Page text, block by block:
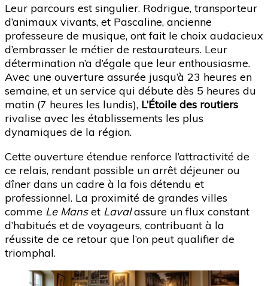
Leur parcours est singulier. Rodrigue, transporteur
d’animaux vivants, et Pascaline, ancienne
professeure de musique, ont fait le choix audacieux
d’embrasser le métier de restaurateurs. Leur
détermination n’a d’égale que leur enthousiasme.
Avec une ouverture assurée jusqu’à 23 heures en
semaine, et un service qui débute dès 5 heures du
matin (7 heures les lundis), L’Étoile des routiers
rivalise avec les établissements les plus
dynamiques de la région.
Cette ouverture étendue renforce l’attractivité de
ce relais, rendant possible un arrêt déjeuner ou
dîner dans un cadre à la fois détendu et
professionnel. La proximité de grandes villes
comme Le Manset Lavalassure un flux constant
d’habitués et de voyageurs, contribuant à la
réussite de ce retour que l’on peut qualifier de
triomphal.